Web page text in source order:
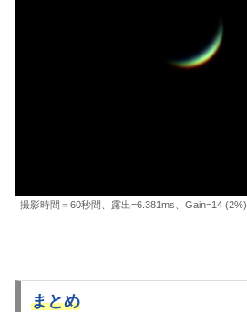
撮影時間＝60秒間、露出=6.381ms、Gain=14 (2%)
まとめ